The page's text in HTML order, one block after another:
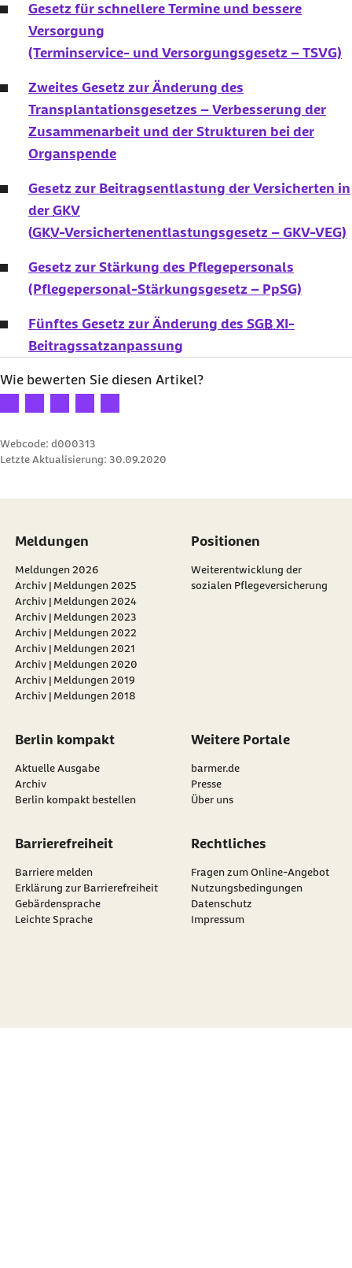
Gesetz für schnellere Termine und bessere
Versorgung
(Terminservice- und Versorgungsgesetz – TSVG)
Zweites Gesetz zur Änderung des
Transplantationsgesetzes – Verbesserung der
Zusammenarbeit und der Strukturen bei der
Organspende
Gesetz zur Beitragsentlastung der Versicherten in
der GKV
(GKV-Versichertenentlastungsgesetz – GKV-VEG)
Gesetz zur Stärkung des Pflegepersonals
(Pflegepersonal-Stärkungsgesetz – PpSG)
Fünftes Gesetz zur Änderung des SGB XI-
Beitragssatzanpassung
Wie bewerten Sie diesen Artikel?
Ihre Bewertung: 1 Stern
Ihre Bewertung: 2 Sterne
Ihre Bewertung: 3 Sterne
Ihre Bewertung: 4 Sterne
Ihre Bewertung: 5 Sterne
Webcode: d000313
Letzte Aktualisierung: 30.09.2020
Meldungen
Meldungen 2026
Archiv | Meldungen 2025
Archiv | Meldungen 2024
Archiv | Meldungen 2023
Archiv | Meldungen 2022
Archiv | Meldungen 2021
Archiv | Meldungen 2020
Archiv | Meldungen 2019
Archiv | Meldungen 2018
Positionen
Weiterentwicklung der
sozialen Pflegeversicherung
Berlin kompakt
Aktuelle Ausgabe
Archiv
Berlin kompakt bestellen
Weitere Portale
barmer.de
Presse
Über uns
Barrierefreiheit
Barriere melden
Erklärung zur Barrierefreiheit
Gebärdensprache
Leichte Sprache
Rechtliches
Fragen zum Online-Angebot
Nutzungsbedingungen
Datenschutz
Impressum